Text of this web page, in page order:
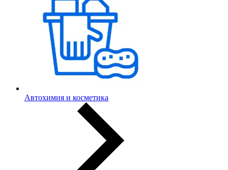
Автохимия и косметика